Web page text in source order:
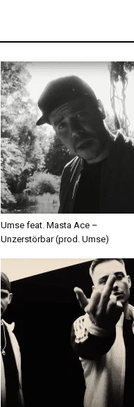
Umse feat. Masta Ace –
Unzerstörbar (prod. Umse)